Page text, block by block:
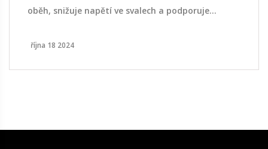
oběh, snižuje napětí ve svalech a podporuje
masáže, které můžete praktikovat doma a
října 18 2024